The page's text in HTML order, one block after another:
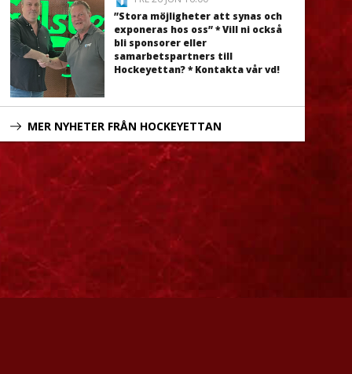
”Stora möjligheter att synas och
exponeras hos oss” * Vill ni också
bli sponsorer eller
samarbetspartners till
Hockeyettan? * Kontakta vår vd!
MER NYHETER FRÅN HOCKEYETTAN